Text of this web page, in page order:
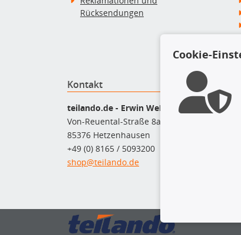
Rücksendungen
Kontakt
teilando.de - Erwin Weber GmbH
Von-Reuental-Straße 8a
85376 Hetzenhausen
+49 (0) 8165 / 5093200
shop@teilando.de
Cookie-